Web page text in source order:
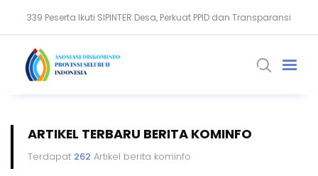
339 Peserta Ikuti SIPINTER Desa, Perkuat PPID dan Transparansi
Gubernur Khofifah Terima Kunjungan Dubes Kerajaan Maroko
ARTIKEL TERBARU BERITA KOMINFO
Terdapat 262 Artikel berita kominfo